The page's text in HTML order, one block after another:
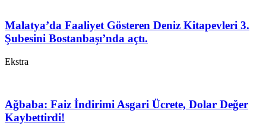
Malatya’da Faaliyet Gösteren Deniz Kitapevleri 3.
Şubesini Bostanbaşı’nda açtı.
Ekstra
Ağbaba: Faiz İndirimi Asgari Ücrete, Dolar Değer
Kaybettirdi!